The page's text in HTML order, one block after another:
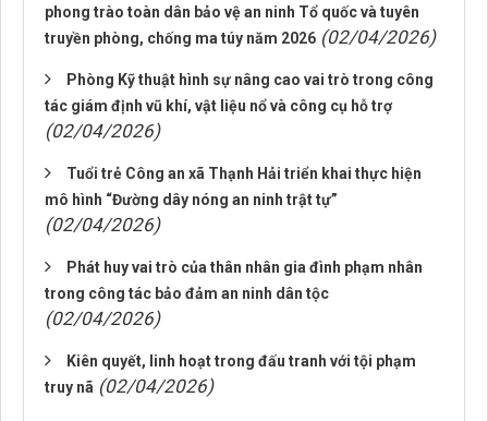
phong trào toàn dân bảo vệ an ninh Tổ quốc và tuyên
truyền phòng, chống ma túy năm 2026 (02/04/2026)
Phòng Kỹ thuật hình sự nâng cao vai trò trong công
tác giám định vũ khí, vật liệu nổ và công cụ hỗ trợ
(02/04/2026)
Tuổi trẻ Công an xã Thạnh Hải triển khai thực hiện
mô hình “Đường dây nóng an ninh trật tự”
(02/04/2026)
Phát huy vai trò của thân nhân gia đình phạm nhân
trong công tác bảo đảm an ninh dân tộc
(02/04/2026)
Kiên quyết, linh hoạt trong đấu tranh với tội phạm
truy nã (02/04/2026)